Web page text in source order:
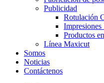
Publicidad
Rotulación
Productos
Línea Maxicut
Somos
Noticias
Contáctenos